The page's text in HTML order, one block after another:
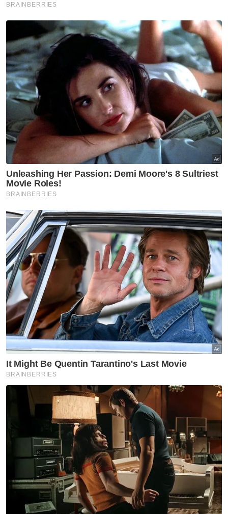
Ismail
Melaka NS
'Pandang ke hadapan, jangan
ada lagi fitnah, adu domba-
Jalaluddin
Melaka NS
Ismail terajui tiga portfolio
utama pentadbiran Kerajaan
Negeri Sembilan